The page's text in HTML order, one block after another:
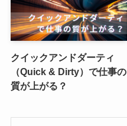
クイックアンドダーティ
（Quick & Dirty）で仕事の
質が上がる？